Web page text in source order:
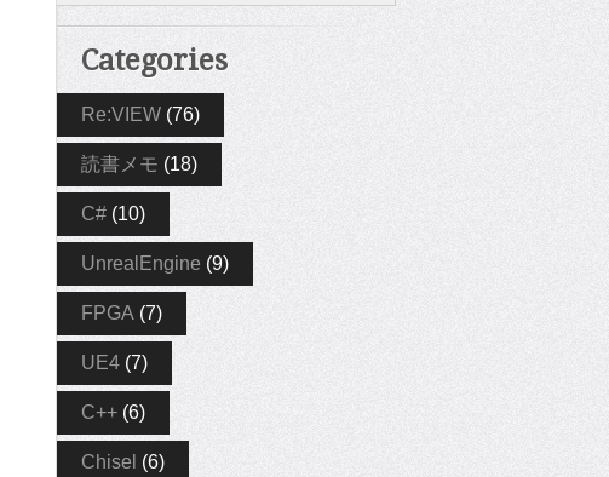
Categories
Re:VIEW (76)
読書メモ (18)
C# (10)
UnrealEngine (9)
FPGA (7)
UE4 (7)
C++ (6)
Chisel (6)